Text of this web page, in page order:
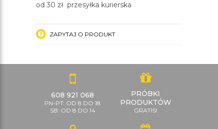
od 30 zł przesyłka kurierska
ZAPYTAJ O PRODUKT
608 921 068
PN-PT: OD 8 DO 18
SB: OD 8 DO 14
PRÓBKI
PRODUKTÓW
GRATIS!